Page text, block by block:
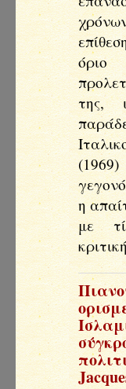
όριο
της,
η
με